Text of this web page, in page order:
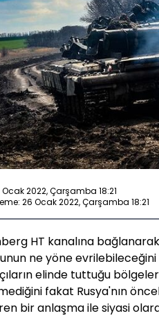
2022, Çarşamba 18:21
26 Ocak 2022, Çarşamba 18:21
HT kanalına
ne yöne
elinde tuttuğu
fakat Rusya'nın
bir anlaşma ile siyasi